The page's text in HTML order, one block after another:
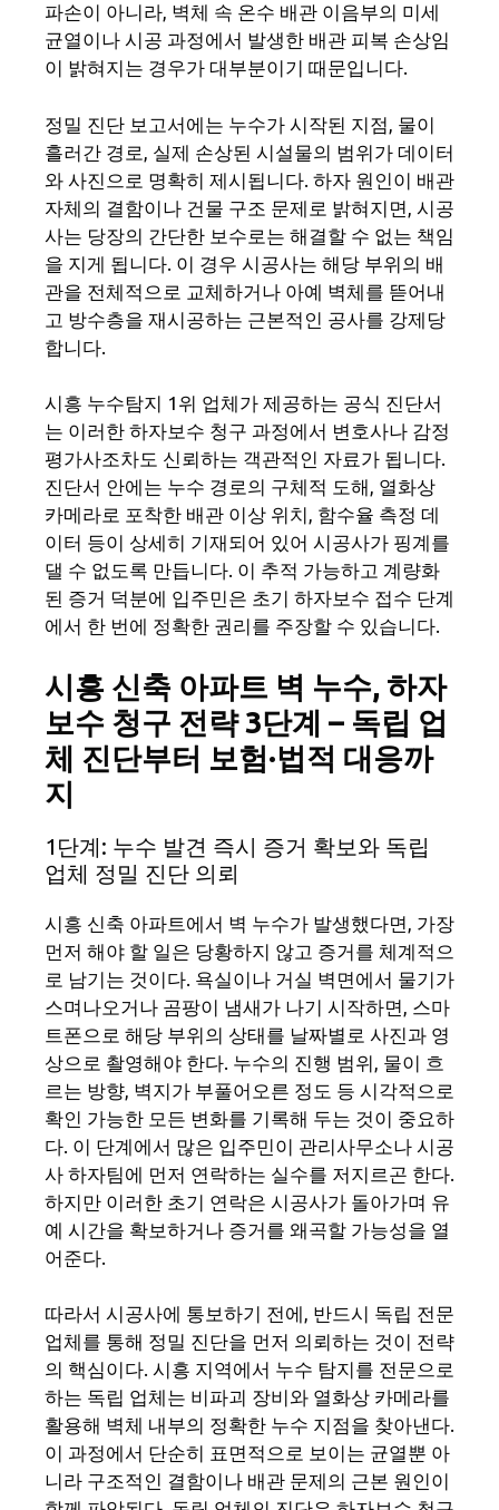
파손이 아니라, 벽체 속 온수 배관 이음부의 미세
균열이나 시공 과정에서 발생한 배관 피복 손상임
이 밝혀지는 경우가 대부분이기 때문입니다.
정밀 진단 보고서에는 누수가 시작된 지점, 물이
흘러간 경로, 실제 손상된 시설물의 범위가 데이터
와 사진으로 명확히 제시됩니다. 하자 원인이 배관
자체의 결함이나 건물 구조 문제로 밝혀지면, 시공
사는 당장의 간단한 보수로는 해결할 수 없는 책임
을 지게 됩니다. 이 경우 시공사는 해당 부위의 배
관을 전체적으로 교체하거나 아예 벽체를 뜯어내
고 방수층을 재시공하는 근본적인 공사를 강제당
합니다.
시흥 누수탐지 1위 업체가 제공하는 공식 진단서
는 이러한 하자보수 청구 과정에서 변호사나 감정
평가사조차도 신뢰하는 객관적인 자료가 됩니다.
진단서 안에는 누수 경로의 구체적 도해, 열화상
카메라로 포착한 배관 이상 위치, 함수율 측정 데
이터 등이 상세히 기재되어 있어 시공사가 핑계를
댈 수 없도록 만듭니다. 이 추적 가능하고 계량화
된 증거 덕분에 입주민은 초기 하자보수 접수 단계
에서 한 번에 정확한 권리를 주장할 수 있습니다.
시흥 신축 아파트 벽 누수, 하자
보수 청구 전략 3단계 – 독립 업
체 진단부터 보험·법적 대응까
지
1단계: 누수 발견 즉시 증거 확보와 독립
업체 정밀 진단 의뢰
시흥 신축 아파트에서 벽 누수가 발생했다면, 가장
먼저 해야 할 일은 당황하지 않고 증거를 체계적으
로 남기는 것이다. 욕실이나 거실 벽면에서 물기가
스며나오거나 곰팡이 냄새가 나기 시작하면, 스마
트폰으로 해당 부위의 상태를 날짜별로 사진과 영
상으로 촬영해야 한다. 누수의 진행 범위, 물이 흐
르는 방향, 벽지가 부풀어오른 정도 등 시각적으로
확인 가능한 모든 변화를 기록해 두는 것이 중요하
다. 이 단계에서 많은 입주민이 관리사무소나 시공
사 하자팀에 먼저 연락하는 실수를 저지르곤 한다.
하지만 이러한 초기 연락은 시공사가 돌아가며 유
예 시간을 확보하거나 증거를 왜곡할 가능성을 열
어준다.
따라서 시공사에 통보하기 전에, 반드시 독립 전문
업체를 통해 정밀 진단을 먼저 의뢰하는 것이 전략
의 핵심이다. 시흥 지역에서 누수 탐지를 전문으로
하는 독립 업체는 비파괴 장비와 열화상 카메라를
활용해 벽체 내부의 정확한 누수 지점을 찾아낸다.
이 과정에서 단순히 표면적으로 보이는 균열뿐 아
니라 구조적인 결함이나 배관 문제의 근본 원인이